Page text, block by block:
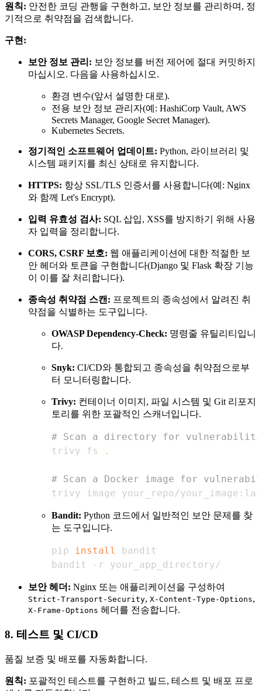
원칙: 안전한 코딩 관행을 구현하고, 보안 정보를 관리하며, 정
기적으로 취약점을 검색합니다.
구현:
보안 정보 관리: 보안 정보를 버전 제어에 절대 커밋하지
마십시오. 다음을 사용하십시오.
환경 변수(앞서 설명한 대로).
전용 보안 정보 관리자(예: HashiCorp Vault, AWS
Secrets Manager, Google Secret Manager).
Kubernetes Secrets.
정기적인 소프트웨어 업데이트: Python, 라이브러리 및
시스템 패키지를 최신 상태로 유지합니다.
HTTPS: 항상 SSL/TLS 인증서를 사용합니다(예: Nginx
와 함께 Let's Encrypt).
입력 유효성 검사: SQL 삽입, XSS를 방지하기 위해 사용
자 입력을 정리합니다.
CORS, CSRF 보호: 웹 애플리케이션에 대한 적절한 보
안 헤더와 토큰을 구현합니다(Django 및 Flask 확장 기능
이 이를 잘 처리합니다).
종속성 취약점 스캔: 프로젝트의 종속성에서 알려진 취
약점을 식별하는 도구입니다.
OWASP Dependency-Check: 명령줄 유틸리티입니
다.
Snyk: CI/CD와 통합되고 종속성을 취약점으로부
터 모니터링합니다.
Trivy: 컨테이너 이미지, 파일 시스템 및 Git 리포지
토리를 위한 포괄적인 스캐너입니다.
# Scan a directory for
trivy fs
.
# Scan a Docker image for
trivy image your_repo/
Bandit: Python 코드에서 일반적인 보안 문제를 찾
는 도구입니다.
pip install
bandit -r your_app_directory/
보안 헤더: Nginx 또는 애플리케이션을 구성하여
Strict-Transport-Security, X-Content-Type-Options,
X-Frame-Options 헤더를 전송합니다.
8. 테스트 및 CI/CD
품질 보증 및 배포를 자동화합니다.
원칙: 포괄적인 테스트를 구현하고 빌드, 테스트 및 배포 프로